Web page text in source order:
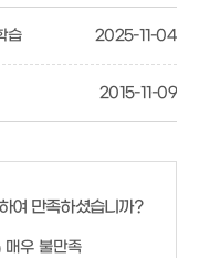
습 2025-11-04
2015-11-09
여 만족하셨습니까?
매우 불만족